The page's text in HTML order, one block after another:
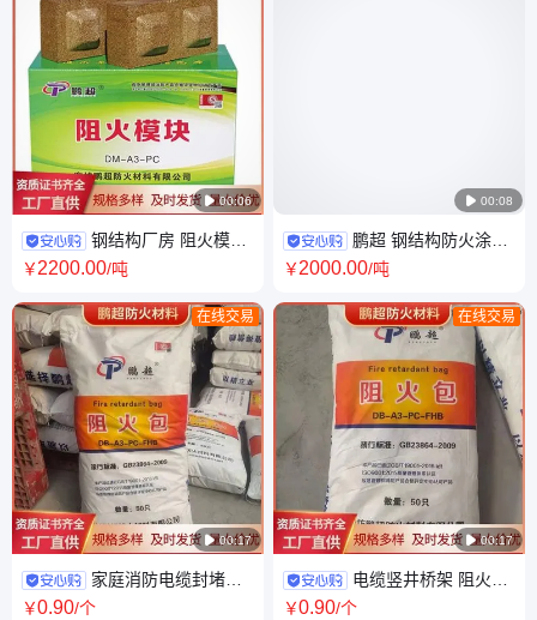
 00:06
钢结构厂房 阻火模块
防火封堵墙施工 配送到厂 技术
￥2200.00/吨
 00:17
在线交易
家庭消防电缆封堵阻
火包 运输方便 防火包 建筑工程
￥0.90/个
 00:08
鹏超 钢结构防火涂料
厂家 环保耐酸碱 全国发货 支持
￥2000.00/吨
 00:17
在线交易
电缆竖井桥架 阻火包
膨胀型防火包 配送到厂 技术指
￥0.90/个